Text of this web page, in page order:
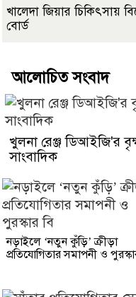
খালেদা জিয়ার চিকিৎসায়
বোর্ড
আলোচিত সংবাদ
খুলনা রেঞ্জ ডিআইজি'র
সাংবাদিক
নড়াইলে ‘নতুন কুঁড়ি’ ক্রীড়া
প্রতিযোগিতার সমাপনী ও